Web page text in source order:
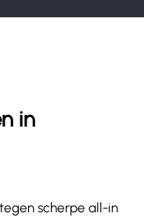
in
tegen scherpe all-in